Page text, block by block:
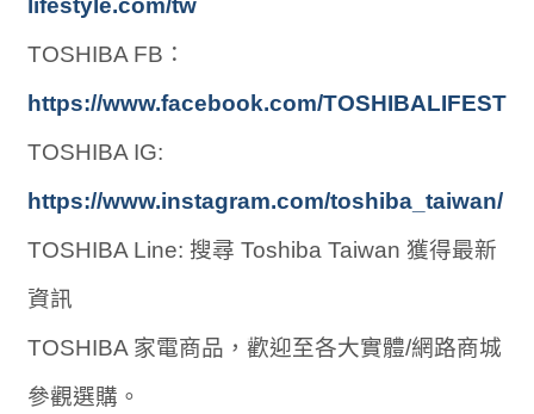
lifestyle.com/tw
TOSHIBA FB：
https://www.facebook.com/
TOSHIBA IG:
https://www.instagram.com/toshiba_taiwan/
TOSHIBA Line: 搜尋 Toshiba Taiwan 獲得最新
資訊
TOSHIBA 家電商品，歡迎至各大實體/網路商城
參觀選購。